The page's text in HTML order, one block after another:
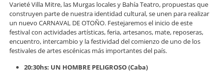
Varieté Villa Mitre, las Murgas locales y Bahía Teatro, propuestas que
construyen parte de nuestra identidad cultural, se unen para realizar
un nuevo CARNAVAL DE OTOÑO. Festejaremos el inicio de este
festival con actividades artísticas, feria, artesanos, mate, reposeras,
encuentro, intercambio y la festividad del comienzo de uno de los
festivales de artes escénicas más importantes del país.
20:30hs: UN HOMBRE PELIGROSO (Caba)